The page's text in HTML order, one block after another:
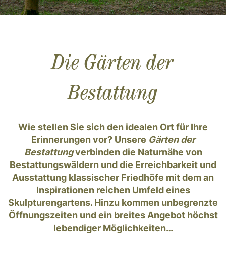
Die Gärten der
Bestattung
Wie stellen Sie sich den idealen Ort für Ihre
Erinnerungen vor? Unsere Gärten der
Bestattungverbinden die Naturnähe von
Bestattungswäldern und die Erreichbarkeit und
Ausstattung klassischer Friedhöfe mit dem an
Inspirationen reichen Umfeld eines
Skulpturengartens. Hinzu kommen unbegrenzte
Öffnungszeiten und ein breites Angebot höchst
lebendiger Möglichkeiten…